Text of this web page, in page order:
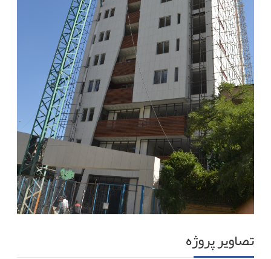
تصاویر پروژه